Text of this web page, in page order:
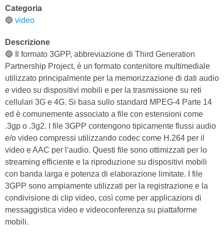
Categoria
🔵 video
Descrizione
🔵 Il formato 3GPP, abbreviazione di Third Generation
Partnership Project, è un formato contenitore multimediale
utilizzato principalmente per la memorizzazione di dati audio
e video su dispositivi mobili e per la trasmissione su reti
cellulari 3G e 4G. Si basa sullo standard MPEG-4 Parte 14
ed è comunemente associato a file con estensioni come
.3gp o .3g2. I file 3GPP contengono tipicamente flussi audio
e/o video compressi utilizzando codec come H.264 per il
video e AAC per l'audio. Questi file sono ottimizzati per lo
streaming efficiente e la riproduzione su dispositivi mobili
con banda larga e potenza di elaborazione limitate. I file
3GPP sono ampiamente utilizzati per la registrazione e la
condivisione di clip video, così come per applicazioni di
messaggistica video e videoconferenza su piattaforme
mobili.